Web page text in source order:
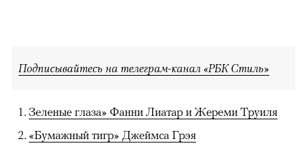
Подписывайтесь на телеграм-канал «РБК Стиль»
Зеленые глаза» Фанни Лиатар и Жереми Труиля
«Бумажный тигр» Джеймса Грэя